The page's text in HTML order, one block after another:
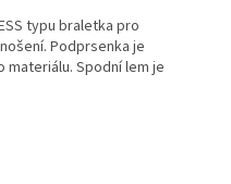
typu braletka pro
Podprsenka je
materiálu. Spodní lem je